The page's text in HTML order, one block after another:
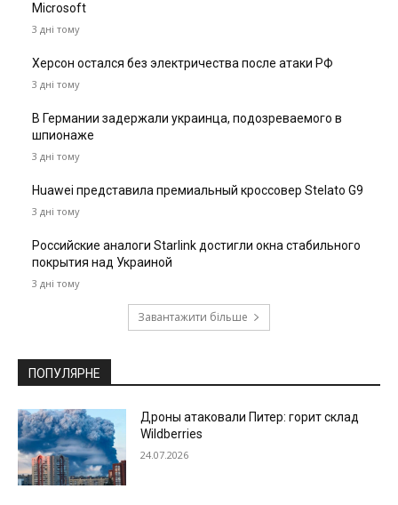
Microsoft
3 дні тому
Херсон остался без электричества после атаки РФ
3 дні тому
В Германии задержали украинца, подозреваемого в
шпионаже
3 дні тому
Huawei представила премиальный кроссовер Stelato G9
3 дні тому
Российские аналоги Starlink достигли окна стабильного
покрытия над Украиной
3 дні тому
Завантажити більше
ПОПУЛЯРНЕ
Дроны атаковали Питер: горит склад
Wildberries
24.07.2026